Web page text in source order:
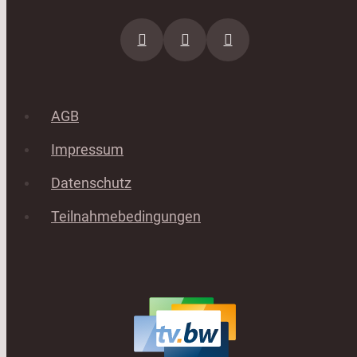
AGB
Impressum
Datenschutz
Teilnahmebedingungen